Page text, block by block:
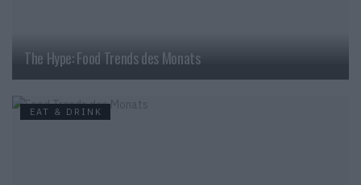
The Hype: Food Trends des Monats
EAT & DRINK